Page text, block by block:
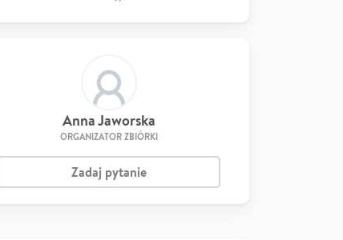
Anna Jaworska
ORGANIZATOR ZBIÓRKI
Zadaj pytanie